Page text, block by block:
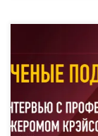
В постоянно
ученые и
прогресса и
порой
общественных
вмешательства